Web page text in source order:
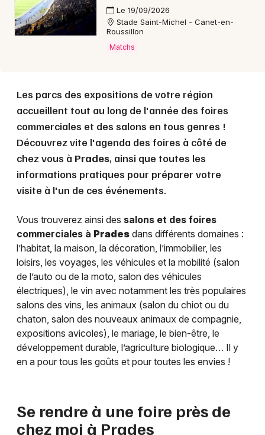
Je m'abonne
Le 19/09/2026
Stade Saint-Michel - Canet-en-
Roussillon
Matchs
Les parcs des expositions de votre région
accueillent tout au long de l'année des foires
commerciales et des salons en tous genres !
Découvrez vite l'agenda des foires à côté de
chez vous à Prades, ainsi que toutes les
informations pratiques pour préparer votre
visite à l'un de ces événements.
Vous trouverez ainsi des salons et des foires
commerciales à Prades dans différents domaines :
l’habitat, la maison, la décoration, l’immobilier, les
loisirs, les voyages, les véhicules et la mobilité (salon
de l’auto ou de la moto, salon des véhicules
électriques), le vin avec notamment les très populaires
salons des vins, les animaux (salon du chiot ou du
chaton, salon des nouveaux animaux de compagnie,
expositions avicoles), le mariage, le bien-être, le
développement durable, l’agriculture biologique… Il y
en a pour tous les goûts et pour toutes les envies !
Se rendre à une foire près de
chez moi à Prades